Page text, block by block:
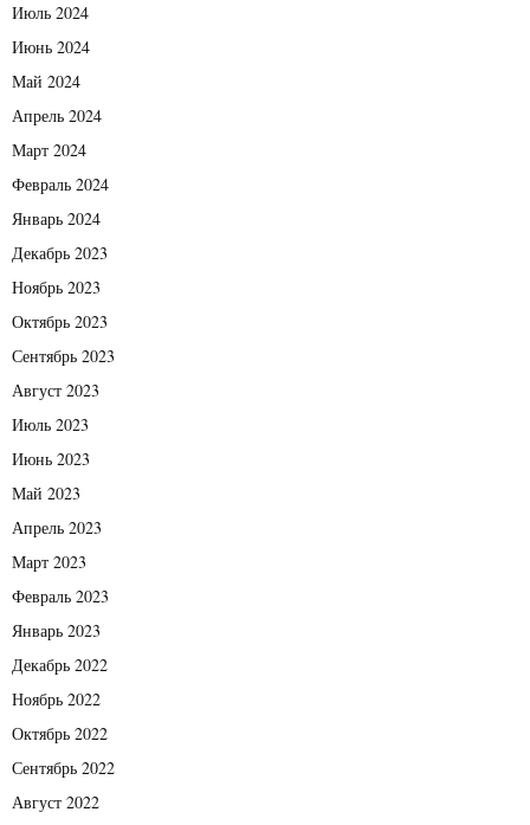
Июль 2024
Июнь 2024
Май 2024
Апрель 2024
Март 2024
Февраль 2024
Январь 2024
Декабрь 2023
Ноябрь 2023
Октябрь 2023
Сентябрь 2023
Август 2023
Июль 2023
Июнь 2023
Май 2023
Апрель 2023
Март 2023
Февраль 2023
Январь 2023
Декабрь 2022
Ноябрь 2022
Октябрь 2022
Сентябрь 2022
Август 2022